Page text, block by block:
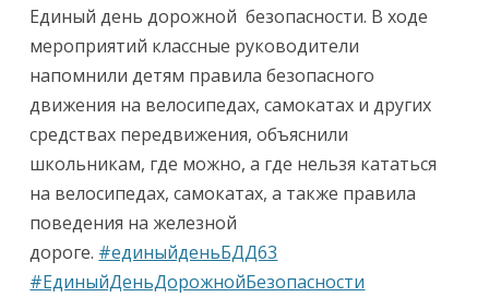
Единый день дорожной безопасности. В ходе
мероприятий классные руководители
напомнили детям правила безопасного
движения на велосипедах, самокатах и других
средствах передвижения, объяснили
школьникам, где можно, а где нельзя кататься
на велосипедах, самокатах, а также правила
поведения на железной
дороге. #единыйденьБДД63
#ЕдиныйДеньДорожнойБезопасности